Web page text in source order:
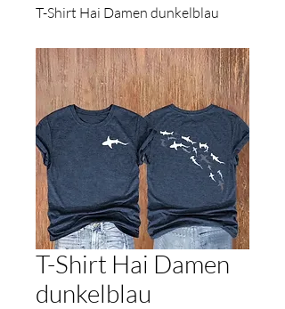
T-Shirt Hai Damen dunkelblau
T-Shirt Hai Damen
dunkelblau